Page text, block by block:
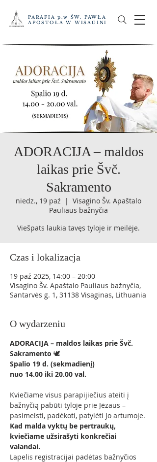
PARAFIA p.w ŚW. PAWŁA
APOSTOŁA W WISAGINI
ADORACIJA – maldos
laikas prie Švč.
Sakramento
niedz., 19 paź
  |
Visagino Šv. Apaštalo
Pauliaus bažnyčia
Viešpats laukia tavęs tyloje ir meilėje.
Czas i lokalizacja
19 paź 2025, 14:00 – 20:00
Visagino Šv. Apaštalo Pauliaus bažnyčia,
Santarvės g. 1, 31138 Visaginas, Lithuania
O wydarzeniu
ADORACIJA – maldos laikas prie Švč.
Sakramento 🕊️
Spalio 19 d. (sekmadienį)
nuo 14.00 iki 20.00 val.
Kviečiame visus parapijiečius ateiti į
bažnyčią pabūti tyloje prie Jėzaus –
pasimelsti, padėkoti, patylėti Jo artumoje.
Kad malda vyktų be pertraukų,
kviečiame užsirašyti konkrečiai
valandai.
Lapelis registracijai padėtas bažnyčios